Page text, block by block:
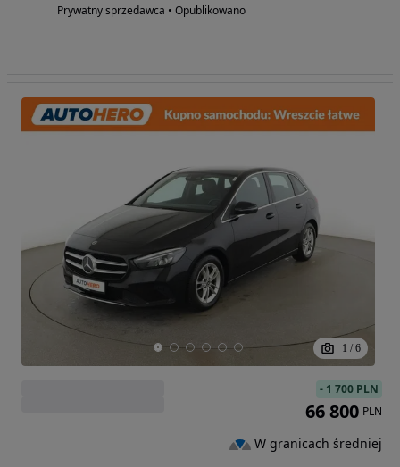
Prywatny sprzedawca • Opublikowano
1 / 6
- 1 700 PLN
66 800 PLN
W granicach średniej